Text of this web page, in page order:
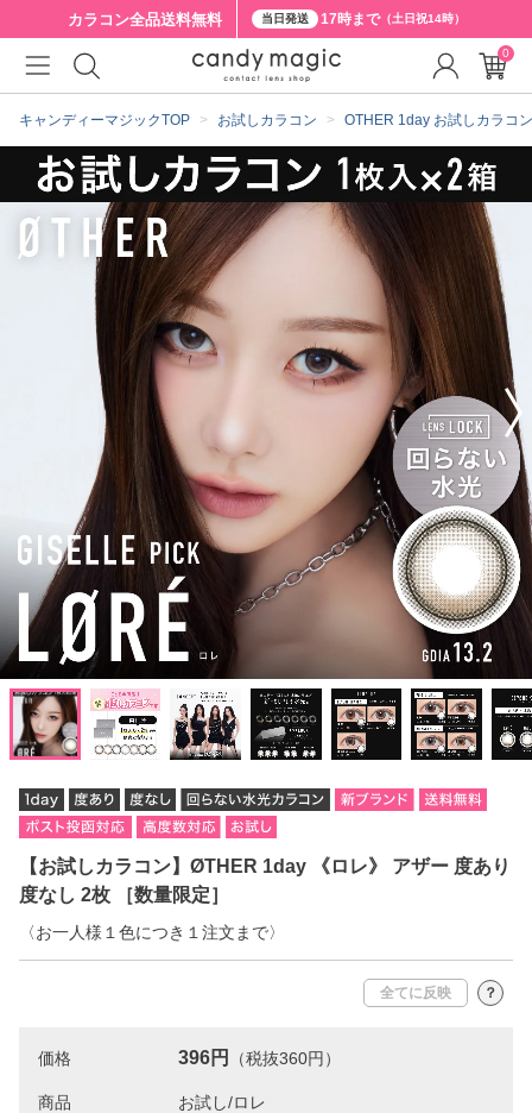
カラコン全品送料無料 当日発送 17時まで（土日祝14時）
キャンディーマジックTOP お試しカラコン OTHER 1day お試しカラコン
【お試しカラコン】ØTHER 1day 《ロレ》 アザー 度あり
度なし 2枚 ［数量限定］
〈お一人様１色につき１注文まで〉
全てに反映 ？
価格 396円 （税抜360円）
商品
0
クーポン詳細